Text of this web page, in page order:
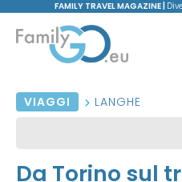
FAMILY TRAVEL MAGAZINE |
VIAGGI LANGHE
Da Torino sul